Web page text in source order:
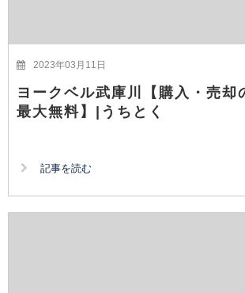
2023年03月11日
ヨークベル武庫川【購入・売却
最大無料】|うちとく
記事を読む